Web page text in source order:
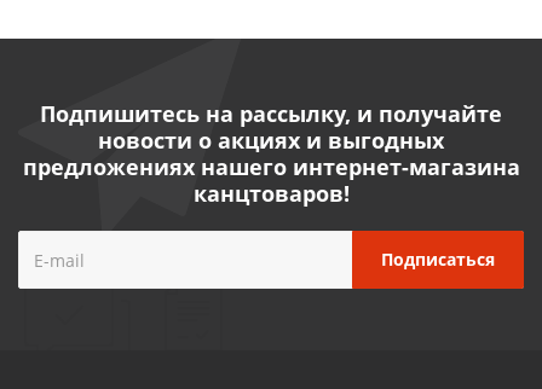
Подпишитесь на рассылку, и получайте
новости о акциях и выгодных
предложениях нашего интернет-магазина
канцтоваров!